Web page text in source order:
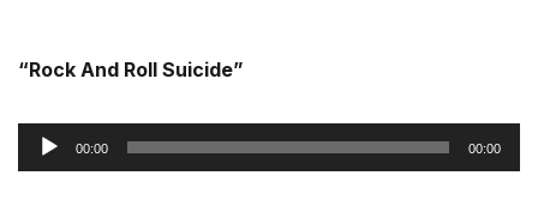
“Rock And Roll Suicide”
Reprodutor
de
00:00 00:00